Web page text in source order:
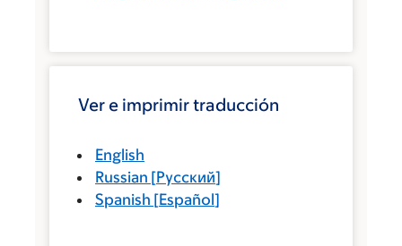
Ver e imprimir traducción
English
Russian [Русский]
Spanish [Español]